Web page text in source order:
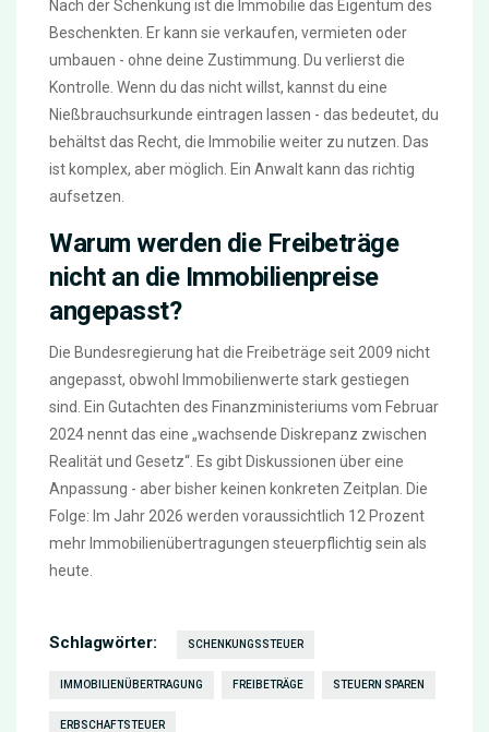
Nach der Schenkung ist die Immobilie das Eigentum des
Beschenkten. Er kann sie verkaufen, vermieten oder
umbauen - ohne deine Zustimmung. Du verlierst die
Kontrolle. Wenn du das nicht willst, kannst du eine
Nießbrauchsurkunde eintragen lassen - das bedeutet, du
behältst das Recht, die Immobilie weiter zu nutzen. Das
ist komplex, aber möglich. Ein Anwalt kann das richtig
aufsetzen.
Warum werden die Freibeträge
nicht an die Immobilienpreise
angepasst?
Die Bundesregierung hat die Freibeträge seit 2009 nicht
angepasst, obwohl Immobilienwerte stark gestiegen
sind. Ein Gutachten des Finanzministeriums vom Februar
2024 nennt das eine „wachsende Diskrepanz zwischen
Realität und Gesetz“. Es gibt Diskussionen über eine
Anpassung - aber bisher keinen konkreten Zeitplan. Die
Folge: Im Jahr 2026 werden voraussichtlich 12 Prozent
mehr Immobilienübertragungen steuerpflichtig sein als
heute.
Schlagwörter: SCHENKUNGSSTEUER
IMMOBILIENÜBERTRAGUNG FREIBETRÄGE STEUERN SPAREN
ERBSCHAFTSTEUER